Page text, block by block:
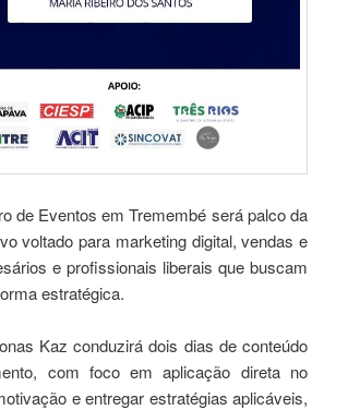
de Eventos em Tremembé será palco da
voltado para marketing digital, vendas e
e profissionais liberais que buscam
estratégica.
Kaz conduzirá dois dias de conteúdo
com foco em aplicação direta no
e entregar estratégias aplicáveis,